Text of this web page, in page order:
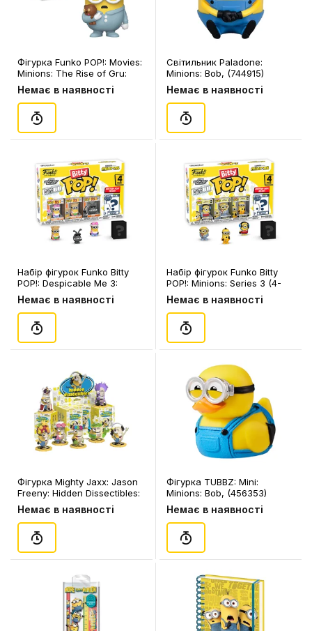
Фігурка Funko POP!: Movies:
Minions: The Rise of Gru:
Pajama Bob, (47805)
Немає в наявності
Світильник Paladone:
Minions: Bob, (744915)
Немає в наявності
Набір фігурок Funko Bitty
POP!: Despicable Me 3:
Minions: Series 4 (4-pack /
3+1 Mystery Bitties),
(730389)
Немає в наявності
Набір фігурок Funko Bitty
POP!: Minions: Series 3 (4-
pack / 3+1 Mystery Bitties),
(730389)
Немає в наявності
Фігурка Mighty Jaxx: Jason
Freeny: Hidden Dissectibles:
Minions: Vacay Edition:
Series 1 (Blind Box: 1 з 7),
(81781)
Немає в наявності
Фігурка TUBBZ: Mini:
Minions: Bob, (456353)
Немає в наявності